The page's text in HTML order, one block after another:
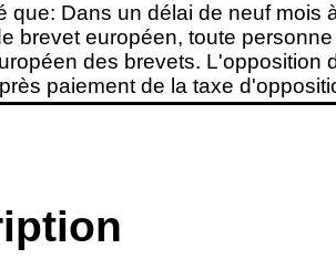
que: Dans un délai de neuf
brevet européen, toute
des brevets. L'opposition
paiement de la taxe